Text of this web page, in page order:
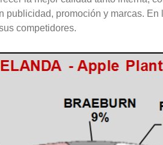
publicidad, promoción y marcas.
competidores.